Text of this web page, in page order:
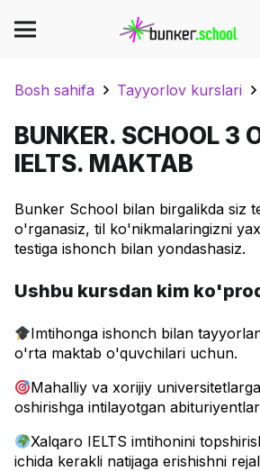
Bosh sahifa Tayyorlov kurslari
BUNKER. SCHOOL 3
IELTS. MAKTAB
Bunker School bilan birgalikda siz
o'rganasiz, til ko'nikmalaringizni
testiga ishonch bilan yondashasiz.
Ushbu kursdan kim
Imtihonga ishonch bilan
o'rta maktab o'quvchilari uchun.
Mahalliy va xorijiy
oshirishga intilayotgan
Xalqaro IELTS imtihonini
ichida kerakli natijaga erishishni